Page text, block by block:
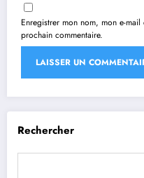
Enregistrer mon nom, mon e-
prochain commentaire.
Rechercher